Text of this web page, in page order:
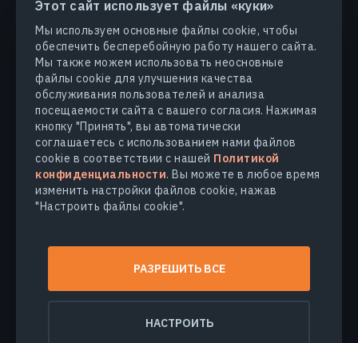
Этот сайт использует файлы «куки»
Мы используем основные файлы cookie, чтобы
обеспечить бесперебойную работу нашего сайта.
Мы также можем использовать неосновные
файлы cookie для улучшения качества
обслуживания пользователей и анализа
посещаемости сайта с вашего согласия. Нажимая
кнопку "Принять", вы автоматически
соглашаетесь с использованием нами файлов
cookie в соответствии с нашей Политикой
конфиденциальности. Вы можете в любое время
изменить настройки файлов cookie, нажав
"Настроить файлы cookie".
РАЗРЕШИТЬ ВСЕ
НАСТРОИТЬ
ПРОДУКТЫ И РЕШЕНИЯ
ОТРАСЛИ
КОМПАНИЯ
УЗНАТЬ БОЛЬШЕ
© 2026 EOS Data Analytics,Inc.
Политика конфиденциальности
Безопасность данных